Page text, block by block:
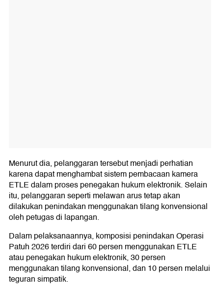
Menurut dia, pelanggaran tersebut menjadi perhatian
karena dapat menghambat sistem pembacaan kamera
ETLE dalam proses penegakan hukum elektronik. Selain
itu, pelanggaran seperti melawan arus tetap akan
dilakukan penindakan menggunakan tilang konvensional
oleh petugas di lapangan.
Dalam pelaksanaannya, komposisi penindakan Operasi
Patuh 2026 terdiri dari 60 persen menggunakan ETLE
atau penegakan hukum elektronik, 30 persen
menggunakan tilang konvensional, dan 10 persen melalui
teguran simpatik.